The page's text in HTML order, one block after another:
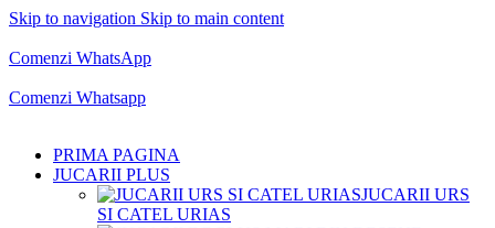
Skip to navigation Skip to main content
Comenzi WhatsApp
Comenzi Whatsapp
PRIMA PAGINA
JUCARII PLUS
JUCARII URS
SI CATEL URIAS